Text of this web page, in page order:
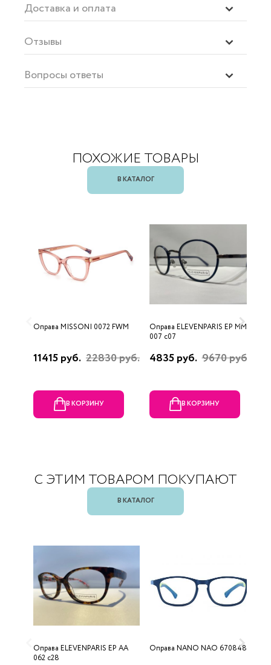
Доставка и оплата
Отзывы
Вопросы ответы
ПОХОЖИЕ ТОВАРЫ
В КАТАЛОГ
Оправа MISSONI 0072 FWM
11415 руб. 22830 руб.
В КОРЗИНУ
Оправа ELEVENPARIS EP MM
007 c07
4835 руб. 9670 руб.
В КОРЗИНУ
С ЭТИМ ТОВАРОМ ПОКУПАЮТ
В КАТАЛОГ
Оправа ELEVENPARIS EP AA
062 c28
Оправа NANO NAO 670848 Д